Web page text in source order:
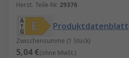
Herst. Teile-Nr. 29376
Produktdatenblatt
Zwischensumme (1 Stück)
5,04 €(ohne MwSt.)